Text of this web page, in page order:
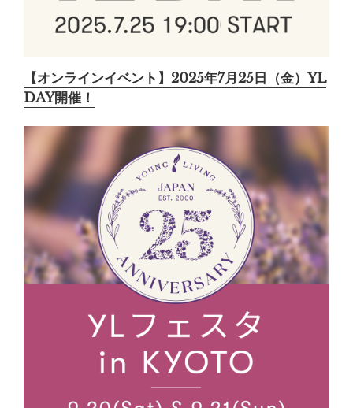
【オンラインイベント】2025年7月25日（金）YL
DAY開催！